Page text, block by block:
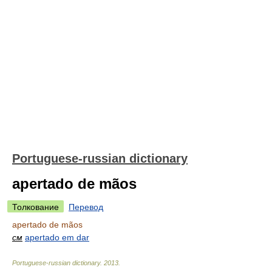
Portuguese-russian dictionary
apertado de mãos
Толкование
Перевод
apertado de mãos
см apertado em dar
Portuguese-russian dictionary. 2013